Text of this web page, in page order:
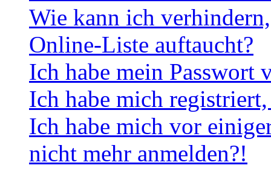
Wie kann ich
Online-Liste auftaucht?
Ich habe mein Passwort
Ich habe mich
Ich habe mich vor
nicht mehr anmelden?!